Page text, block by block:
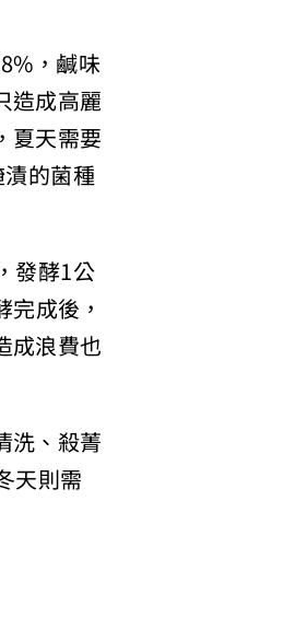
，鹹味
成高麗
天需要
的菌種
發酵1公
成後，
浪費也
、殺菁
天則需